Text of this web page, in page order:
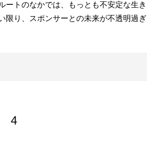
トのなかでは、もっとも不安定な生き
限り、スポンサーとの未来が不透明過ぎ
4